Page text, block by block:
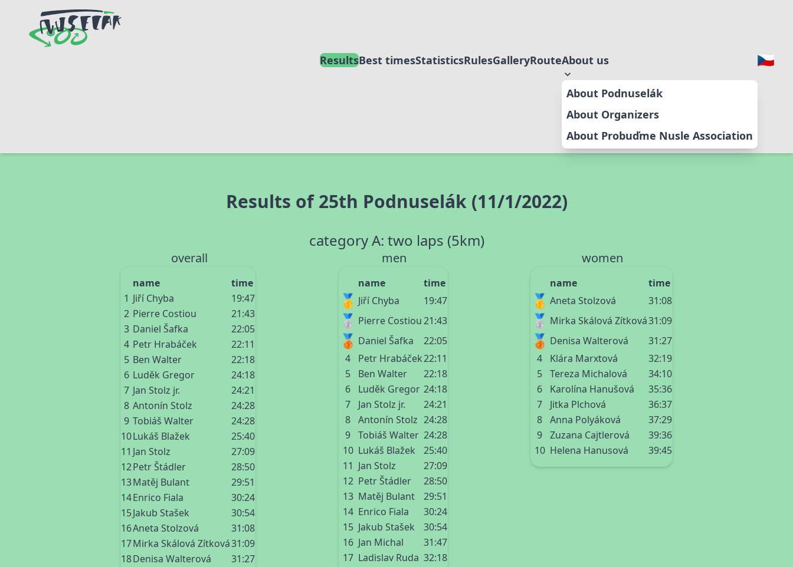
ResultsBest timesStatisticsRulesGalleryRouteAbout us
About Podnuselák
About Organizers
About Probuďme Nusle Association
Results of 25th Podnuselák (11/1/2022)
category A: two laps (5km)
overall
name
time
1 Jiří Chyba
19:47
2 Pierre Costiou
21:43
3 Daniel Šafka
22:05
4 Petr Hrabáček
22:11
5 Ben Walter
22:18
6 Luděk Gregor
24:18
7 Jan Stolz jr.
24:21
8 Antonín Stolz
24:28
9 Tobiáš Walter
24:28
10Lukáš Blažek
25:40
11 Jan Stolz
27:09
12Petr Štádler
28:50
13Matěj Bulant
29:51
14Enrico Fiala
30:24
15Jakub Stašek
30:54
16Aneta Stolzová
31:08
17Mirka Skálová Zítková31:09
18Denisa Walterová
31:27
men
name time
🥇 Jiří Chyba 19:47
🥈 Pierre Costiou21:43
🥉 Daniel Šafka
22:05
4
Petr Hrabáček22:11
5
Ben Walter
22:18
6
Luděk Gregor 24:18
7
Jan Stolz jr.
24:21
8 Antonín Stolz 24:28
9 Tobiáš Walter 24:28
10 Lukáš Blažek
25:40
11 Jan Stolz
27:09
12 Petr Štádler
28:50
13 Matěj Bulant
29:51
14 Enrico Fiala
30:24
15 Jakub Stašek
30:54
16 Jan Michal
31:47
17 Ladislav Ruda 32:18
women
name time
🥇 Aneta Stolzová 31:08
🥈 Mirka Skálová Zítková31:09
🥉 Denisa Walterová
31:27
4
Klára Marxtová
32:19
5 Tereza Michalová
34:10
6
Karolína Hanušová
35:36
7
Jitka Plchová
36:37
8 Anna Polyáková
37:29
9 Zuzana Cajtlerová
39:36
10 Helena Hanusová 39:45